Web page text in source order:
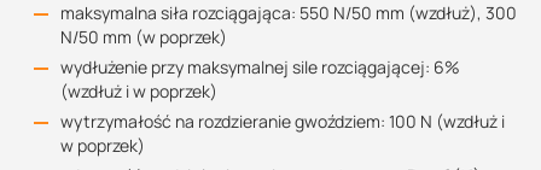
maksymalna siła rozciągająca: 550 N/50 mm (wzdłuż), 300
N/50 mm (w poprzek)
wydłużenie przy maksymalnej sile rozciągającej: 6%
(wzdłuż i w poprzek)
wytrzymałość na rozdzieranie gwoździem: 100 N (wzdłuż i
w poprzek)